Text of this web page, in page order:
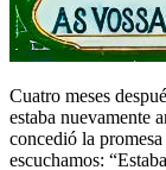
Cuatro meses
estaba nuevamente
concedió la
escuchamos: